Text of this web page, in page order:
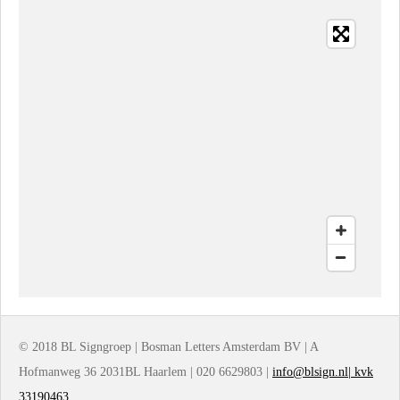
© 2018 BL Signgroep | Bosman Letters Amsterdam BV | A
Hofmanweg 36 2031BL Haarlem | 020 6629803 | info@blsign.nl| kvk
33190463